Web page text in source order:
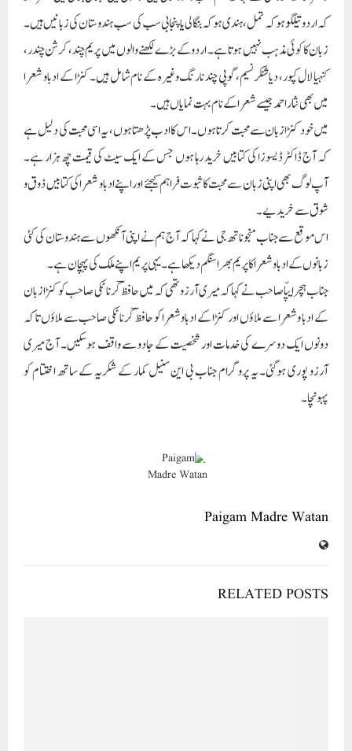
کہ اردو تیلگو ہو کہ تمل، ہند ی ہو کہ بنگالی یا پنجابی سب کی سب ہندوستان کی زبانیں ہیں۔
زبان کا کوئی مذہب نہیں ہوتا ہے۔ اردو کے بڑے لکھنے والوں میں پریم چند، کرشن چندر،
کنہیا لال کپور، دیاشنکرنسیم، گوپی چند نارنگ وغیرہ کے نام شامل ہیں۔ کنڑا کے ادبا و شعرا
میں بھی نثار احمد جیسے شعرا کے نام بہت نمایاں ہیں۔
میں خود کنڑا زبان سے محبت کرتا ہوں۔ اس کاادب پڑھتا ہوں، یہ اسی محبت کی دلیل ہے
کہ آج ڈاکٹر ڈیسوزا کی کتابیں خرید رہا ہوں جس کے ایک سیٹ کی قیمت چھ ہزار ہے۔
آپ لوگ بھی اپنی زبان سے محبت کا ثبوت فراہم کیجئے اور اپنے ادباو شعرا کی کتابیں ذوق و
شوق سے خریدیے۔
اس موقع سے جناب منجوناتھ جی نے کہا کہ آج ہم نے اپنی آنکھوں سے ہندوستان کی کئی
زبانوں کے ادباو شعرا کا پریم بھرا سنگم دیکھا ہے۔ یہی پریم اپنے ملک کی پہچان ہے۔
جناب ہچرایپّا صاحب نے کہاکہ میری آرزو تھی کہ میں حافظؔ کرناٹکی صاحب کو کنڑا زبان
کے ادبا و شعرا سے ملاؤں اور کنڑا کے ادبا وشعرا کو حافظؔ کرناٹکی صاحب سے ملاؤں تا کہ
دونوں ایک دوسرے کی خدمات اور شخصیت کے جادو سے واقف ہوسکیں۔ آج میری
آرزو پوری ہوگئی۔ یہ پروگرام جناب بی این سنیل کمار کے شکریہ کے ساتھ اختتام کو
پہونچا۔
Paigam Madre Watan
RELATED POSTS